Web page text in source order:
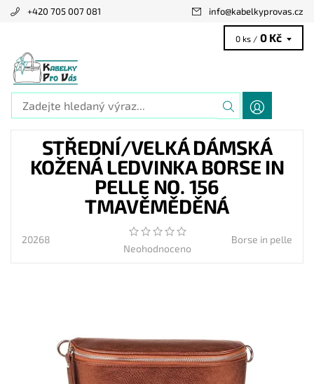
+420 705 007 081 info@kabelkyprovas.cz
0 ks / 0 Kč
STŘEDNÍ/VELKÁ DÁMSKÁ
KOŽENÁ LEDVINKA BORSE IN
PELLE NO. 156
TMAVĚMĚDĚNÁ
20268
Neohodnoceno
Borse in pelle